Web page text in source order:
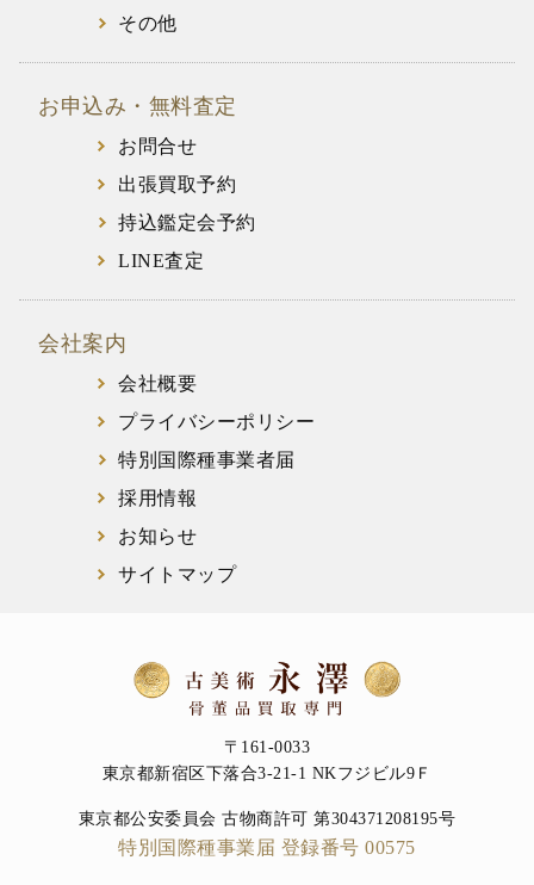
その他
お申込み・無料査定
お問合せ
出張買取予約
持込鑑定会予約
LINE査定
会社案内
会社概要
プライバシーポリシー
特別国際種事業者届
採用情報
お知らせ
サイトマップ
〒161-0033
東京都新宿区下落合3-21-1 NKフジビル9Ｆ
東京都公安委員会 古物商許可 第304371208195号
特別国際種事業届 登録番号 00575